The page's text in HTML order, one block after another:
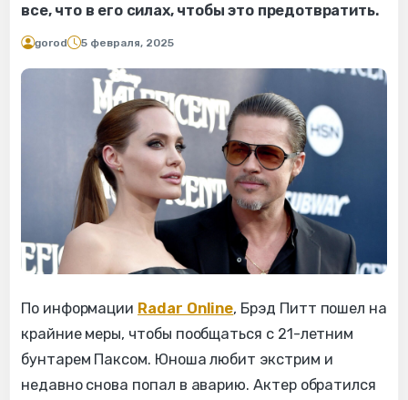
все, что в его силах, чтобы это предотвратить.
gorod 5 февраля, 2025
По информации Radar Online, Брэд Питт пошел на
крайние меры, чтобы пообщаться с 21-летним
бунтарем Паксом. Юноша любит экстрим и
недавно снова попал в аварию. Актер обратился